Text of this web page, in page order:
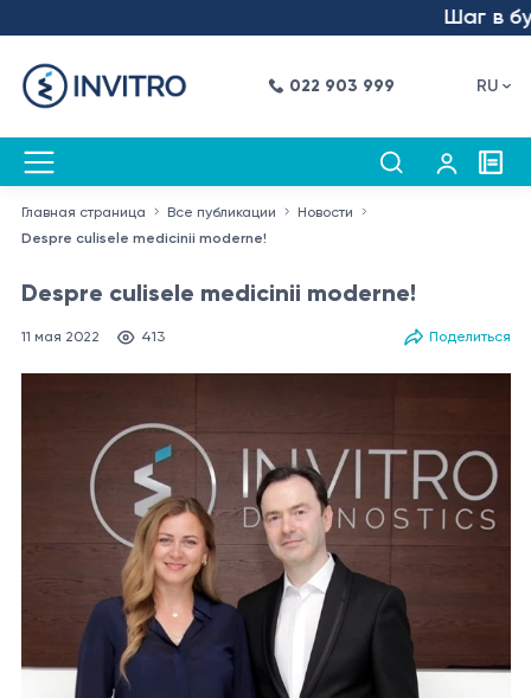
Шаг в
022 903 999 RU
Главная страница Все публикации
Новости
Despre culisele medicinii moderne!
Despre culisele medicinii moderne!
11 мая 2022 413 Поделиться